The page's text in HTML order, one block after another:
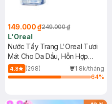
149.000 ₫249.000 ₫
L'Oreal
Nước Tẩy Trang L'Oreal Tươi
Mát Cho Da Dầu, Hỗn Hợp
400ml
4.8 (298)
1.8k/tháng
64%